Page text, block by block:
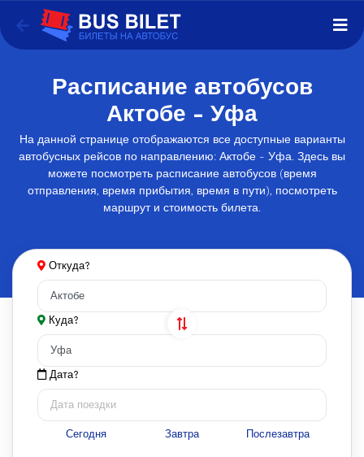
Расписание автобусов
Актобе - Уфа
На данной странице отображаются все доступные варианты
автобусных рейсов по направлению: Актобе - Уфа. Здесь вы
можете посмотреть расписание автобусов (время
отправления, время прибытия, время в пути), посмотреть
маршрут и стоимость билета.
Откуда?
Куда?
Дата?
Сегодня Завтра Послезавтра